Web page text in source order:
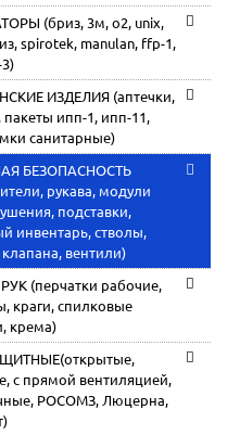
(бриз, 3м, o2, unix,
spirotek, manulan, ffp-1,
ИЗДЕЛИЯ (аптечки,
пакеты ипп-1, ипп-11,
санитарные)
БЕЗОПАСНОСТЬ
рукава, модули
подставки,
инвентарь, стволы,
вентили)
(перчатки рабочие,
краги, спилковые
крема)
с прямой вентиляцией,
РОСОМЗ, Люцерна,